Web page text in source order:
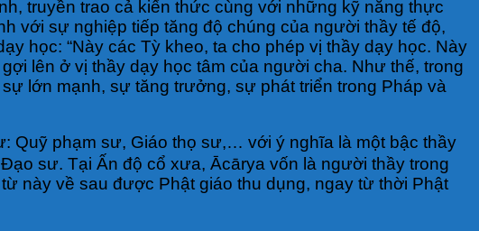
truyền trao cả kiến thức cùng với những kỹ năng thực
với sự nghiệp tiếp tăng độ chúng của người thầy tế độ,
học: “Này các Tỳ kheo, ta cho phép vị thầy dạy học. Này
lên ở vị thầy dạy học tâm của người cha. Như thế, trong
lớn mạnh, sự tăng trưởng, sự phát triển trong Pháp và
Quỹ phạm sư, Giáo thọ sư,… với ý nghĩa là một bậc thầy
sư. Tại Ấn độ cổ xưa, Ācārya vốn là người thầy trong
này về sau được Phật giáo thu dụng, ngay từ thời Phật